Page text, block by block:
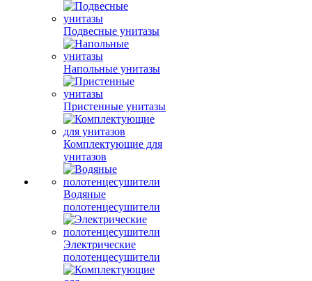
Подвесные унитазы
Напольные унитазы
Пристенные унитазы
Комплектующие для
унитазов
Водяные
полотенцесушители
Электрические
полотенцесушители